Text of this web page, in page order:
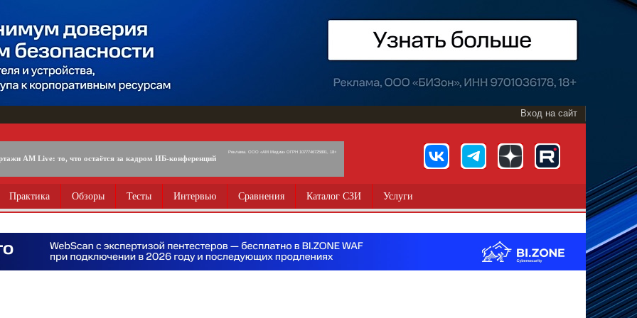
Вход на сайт
AM Live: то, что остаётся за кадром ИБ-конференций
Реклама. ООО «АМ Медиа» ОГРН 1077746725891, 18+
Практика Обзоры Тесты Интервью Сравнения Каталог СЗИ Услуги